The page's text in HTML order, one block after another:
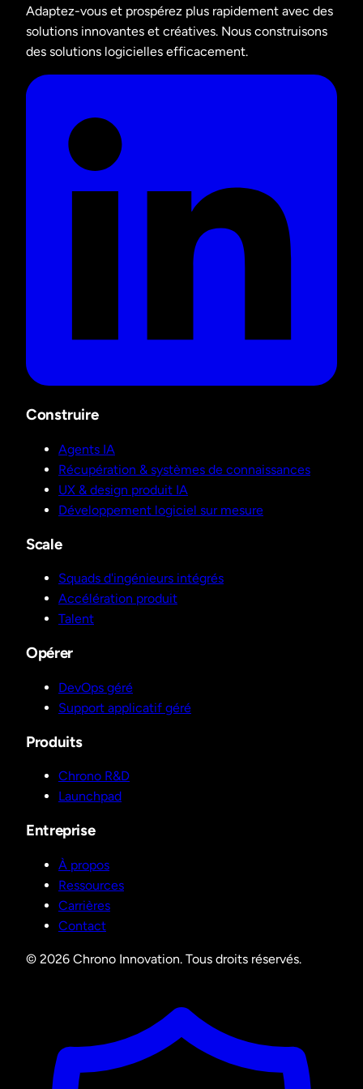
Adaptez-vous et prospérez plus rapidement avec des
solutions innovantes et créatives. Nous construisons
des solutions logicielles efficacement.
Construire
Agents IA
Récupération & systèmes de connaissances
UX & design produit IA
Développement logiciel sur mesure
Scale
Squads d'ingénieurs intégrés
Accélération produit
Talent
Opérer
DevOps géré
Support applicatif géré
Produits
Chrono R&D
Launchpad
Entreprise
À propos
Ressources
Carrières
Contact
© 2026 Chrono Innovation. Tous droits réservés.